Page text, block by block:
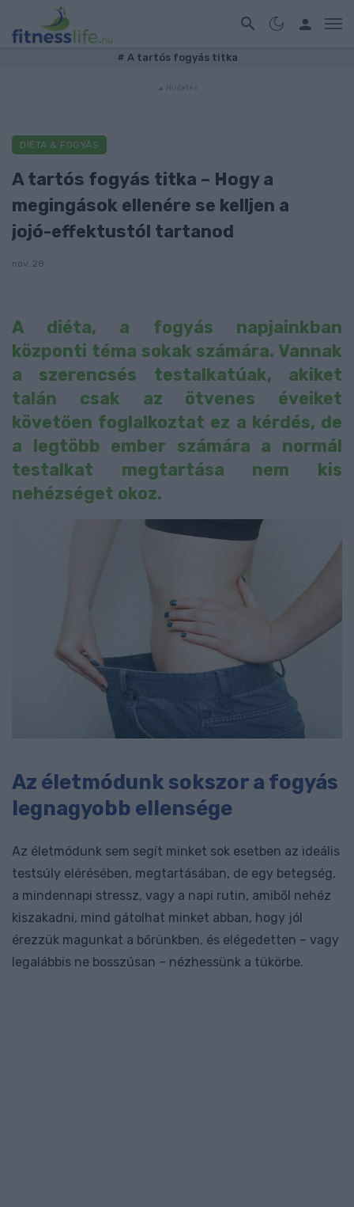
# A tartós fogyás titka
DIÉTA & FOGYÁS
A tartós fogyás titka – Hogy a
megingások ellenére se kelljen a
jojó-effektustól tartanod
nov. 28
A diéta, a fogyás napjainkban
központi téma sokak számára. Vannak
a szerencsés testalkatúak, akiket
talán csak az ötvenes éveiket
követően foglalkoztat ez a kérdés, de
a legtöbb ember számára a normál
testalkat megtartása nem kis
nehézséget okoz.
Az életmódunk sokszor a fogyás
legnagyobb ellensége
Az életmódunk sem segít minket sok esetben az ideális
testsúly elérésében, megtartásában, de egy betegség,
a mindennapi stressz, vagy a napi rutin, amiből nehéz
kiszakadni, mind gátolhat minket abban, hogy jól
érezzük magunkat a bőrünkben, és elégedetten – vagy
legalábbis ne bosszúsan – nézhessünk a tükörbe.